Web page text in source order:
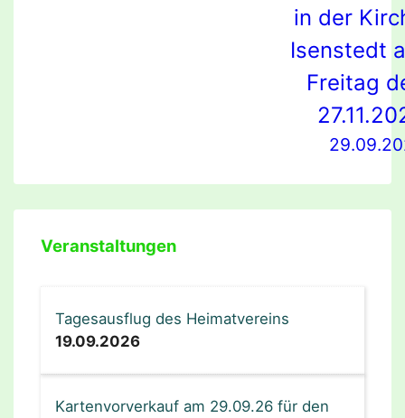
in der
Isenstedt
Freitag
Veranstaltungen
Tagesausflug des Heimatvereins
19.09.2026
Kartenvorverkauf am 29.09.26 für den